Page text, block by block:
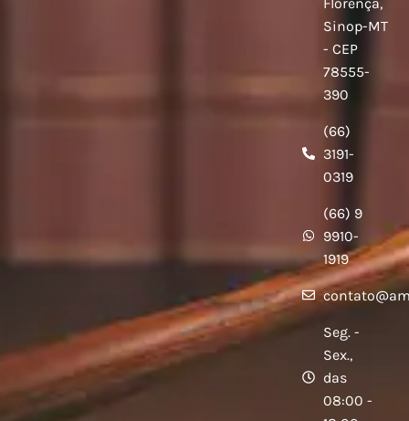
Sinop-MT
- CEP
78555-
390
(66)
3191-
0319
(66) 9
9910-
1919
Seg. -
Sex.,
das
08:00 -